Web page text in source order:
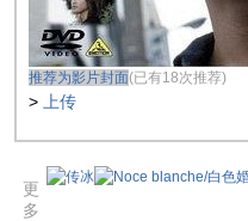
推荐为影片封面(已有18次推荐)
> 上传
更
多